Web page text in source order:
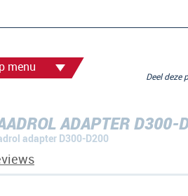
menu
ADAPTER D300-
adapter D300-D200
Deel